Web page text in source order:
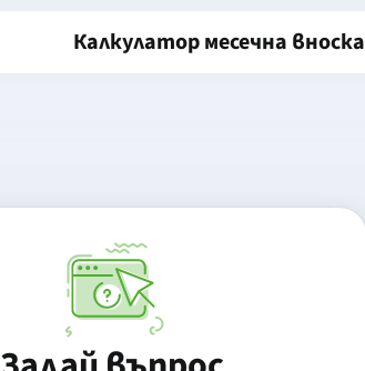
Калкулатор месечна вноска